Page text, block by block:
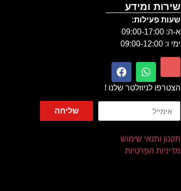
שירות ומידע
שעות פעילות:
א-ה: 09:00-17:00
ימי ו: 09:00-12:00
הצטרפו לניוזלטר שלנו !
שליחה
תקנון ותנאי שימוש
מדיניות הפרטיות